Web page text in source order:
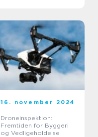
16. november 2024
Droneinspektion:
Fremtiden for Byggeri
og Vedligeholdelse